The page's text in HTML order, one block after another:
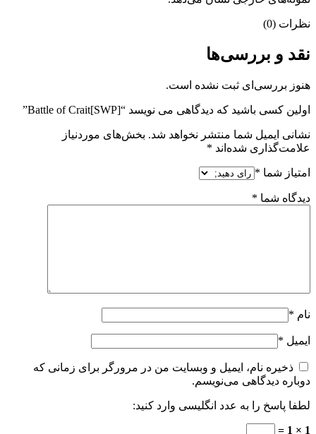
نظرات (0)
نقد و بررسی‌ها
هنوز بررسی‌ای ثبت نشده است.
اولین کسی باشید که دیدگاهی می نویسد “[SWP]Battle of Crait”
نشانی ایمیل شما منتشر نخواهد شد. بخش‌های موردنیاز
علامت‌گذاری شده‌اند *
امتیاز شما *
دیدگاه شما *
نام *
ایمیل *
ذخیره نام، ایمیل و وبسایت من در مرورگر برای زمانی که
دوباره دیدگاهی می‌نویسم.
لطفا پاسخ را به عدد انگلیسی وارد کنید:
1 × 1 =